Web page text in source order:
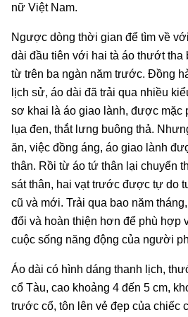
nữ Việt Nam.
Ngược dòng thời gian để tìm về
dài đầu tiên với hai tà áo thướt tha
từ trên ba ngàn năm trước. Đồng
lịch sử, áo dài đã trải qua nhiều
sơ khai là áo giao lành, được mặc
lụa đen, thắt lưng buông thả.
ăn, việc đồng áng, áo giao lành
thân. Rồi từ áo tứ thân lại chuyển
sát thân, hai vạt trước được tự do
cũ và mới. Trải qua bao năm
đổi và hoàn thiện hơn để phù hợp
cuộc sống năng động của người
Áo dài có hình dáng thanh lịch,
cổ Tàu, cao khoảng 4 đến 5 cm,
trước cổ, tôn lên vẻ đẹp của chiếc